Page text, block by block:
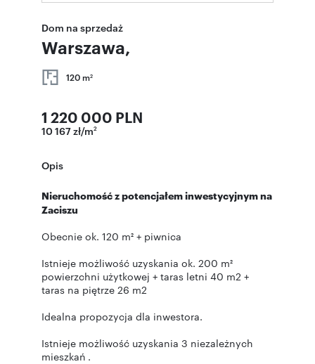
Dom na sprzedaż
Warszawa,
120 m2
1 220 000 PLN
10 167 zł/m2
Opis
Nieruchomość z potencjałem inwestycyjnym na
Zaciszu
Obecnie ok. 120 m² + piwnica
Istnieje możliwość uzyskania ok. 200 m²
powierzchni użytkowej + taras letni 40 m2 +
taras na piętrze 26 m2
Idealna propozycja dla inwestora.
Istnieje możliwość uzyskania 3 niezależnych
mieszkań .